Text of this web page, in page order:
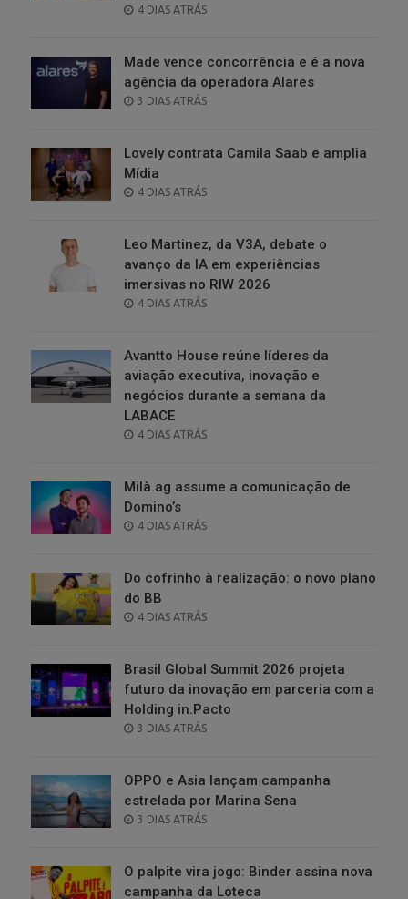
POSTED
4 DIAS ATRÁS
Made vence concorrência e é a nova
agência da operadora Alares
POSTED
3 DIAS ATRÁS
Lovely contrata Camila Saab e amplia
Mídia
POSTED
4 DIAS ATRÁS
Leo Martinez, da V3A, debate o
avanço da IA em experiências
imersivas no RIW 2026
POSTED
4 DIAS ATRÁS
Avantto House reúne líderes da
aviação executiva, inovação e
negócios durante a semana da
LABACE
POSTED
4 DIAS ATRÁS
Milà.ag assume a comunicação de
Domino’s
POSTED
4 DIAS ATRÁS
Do cofrinho à realização: o novo plano
do BB
POSTED
4 DIAS ATRÁS
Brasil Global Summit 2026 projeta
futuro da inovação em parceria com a
Holding in.Pacto
POSTED
3 DIAS ATRÁS
OPPO e Asia lançam campanha
estrelada por Marina Sena
POSTED
3 DIAS ATRÁS
O palpite vira jogo: Binder assina nova
campanha da Loteca